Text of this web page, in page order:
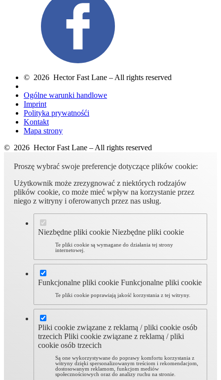
© 2026 Hector Fast Lane – All rights reserved
Ogólne warunki handlowe
Imprint
Polityka prywatnośći
Kontakt
Mapa strony
© 2026 Hector Fast Lane – All rights reserved
Proszę wybrać swoje preferencje dotyczące plików cookie:
Użytkownik może zrezygnować z niektórych rodzajów
plików cookie, co może mieć wpływ na korzystanie przez
niego z witryny i oferowanych przez nas usług.
Niezbędne pliki cookie Niezbędne pliki cookie
Te pliki cookie są wymagane do działania tej strony
internetowej.
Funkcjonalne pliki cookie Funkcjonalne pliki cookie
Te pliki cookie poprawiają jakość korzystania z tej witryny.
Pliki cookie związane z reklamą / pliki cookie osób
trzecich Pliki cookie związane z reklamą / pliki
cookie osób trzecich
Są one wykorzystywane do poprawy komfortu korzystania z
witryny dzięki spersonalizowanym treściom i rekomendacjom,
dostosowanym reklamom, funkcjom mediów
społecznościowych oraz do analizy ruchu na stronie.